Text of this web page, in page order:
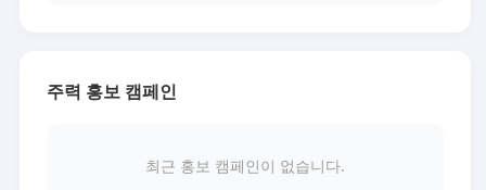
주력 홍보 캠페인
최근 홍보 캠페인이 없습니다.